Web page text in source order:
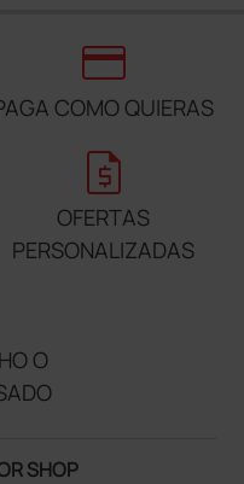
credit_card
COMO QUIERAS
request_quote
OFERTAS
PERSONALIZADAS
O
SHOP